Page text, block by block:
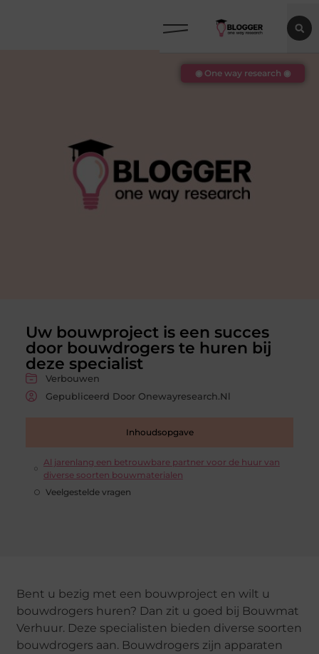
Uw bouwproject is een succes
door bouwdrogers te huren bij
deze specialist
Verbouwen
Gepubliceerd Door Onewayresearch.nl
Inhoudsopgave
Al jarenlang een betrouwbare partner voor de huur van
diverse soorten bouwmaterialen
Veelgestelde vragen
◉ One way research ◉
Bent u bezig met een bouwproject en wilt u
bouwdrogers huren? Dan zit u goed bij Bouwmat
Verhuur. Deze specialisten bieden diverse soorten
bouwdrogers aan. Bouwdrogers zijn apparaten